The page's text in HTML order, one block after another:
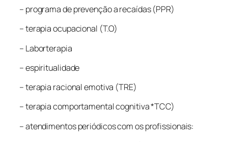
– programa de prevenção a recaídas (PPR)
– terapia ocupacional (T.O)
– Laborterapia
– espiritualidade
– terapia racional emotiva (TRE)
– terapia comportamental cognitiva *TCC)
– atendimentos periódicos com os profissionais: